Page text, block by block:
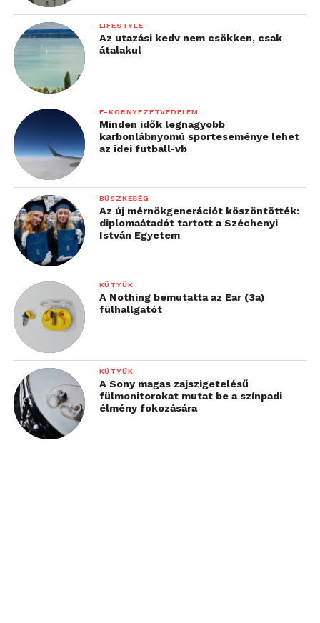
LIFESTYLE
Az utazási kedv nem csökken, csak
átalakul
E-KÖRNYEZETVÉDELEM
Minden idők legnagyobb
karbonlábnyomú sporteseménye lehet
az idei futball-vb
BÜSZKESÉG
Az új mérnökgenerációt köszöntötték:
diplomaátadót tartott a Széchenyi
István Egyetem
KÜTYÜK
A Nothing bemutatta az Ear (3a)
fülhallgatót
KÜTYÜK
A Sony magas zajszigetelésű
fülmonitorokat mutat be a színpadi
élmény fokozására